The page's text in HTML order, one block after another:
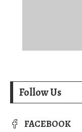
Follow Us
FACEBOOK